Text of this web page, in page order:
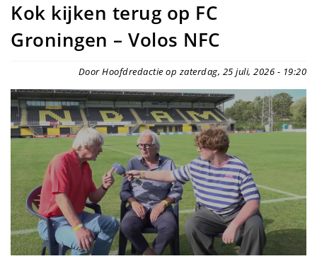
Kok kijken terug op FC
Groningen – Volos NFC
Door Hoofdredactie op zaterdag, 25 juli, 2026 - 19:20